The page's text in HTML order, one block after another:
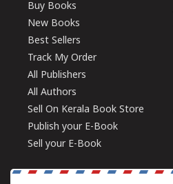
Buy Books
New Books
Best Sellers
Track My Order
All Publishers
All Authors
Sell On Kerala Book Store
Publish your E-Book
Sell your E-Book